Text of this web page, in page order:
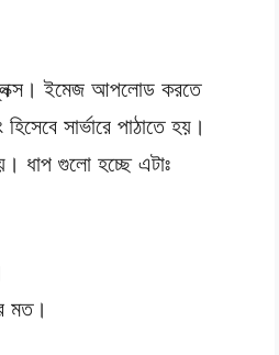
ইমেজ আপলোড করতে
সার্ভারে পাঠাতে হয়।
ধাপ গুলো হচ্ছে এটাঃ
মত।